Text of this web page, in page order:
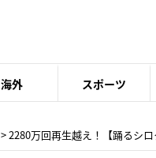
海外 スポーツ
> 2280万回再生越え！【踊るシ